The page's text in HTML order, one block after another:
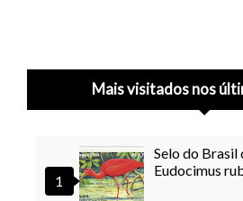
Mais visitados nos
Selo do Brasil
Eudocimus